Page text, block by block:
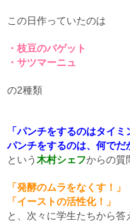
この日作っていたのは
・枝豆のバゲット
・サツマーニュ
の2種類
「パンチをするのはタイ
パンチをするのは、何でだ
という木村シェフからの質
「発酵のムラをなくす！」
「イーストの活性化！」
と、次々に学生たちから答